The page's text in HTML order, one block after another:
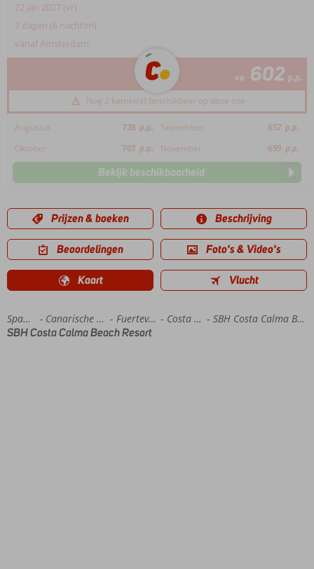
22 jan 2027 (vr)
7 dagen (6 nachten)
vanaf Amsterdam
va 602 p.p.
Nog 2 kamer(s) beschikbaar op deze site
Augustus 728 p.p. September 657 p.p.
Oktober
707 p.p. November 659 p.p.
Bekijk beschikbaarheid
Prijzen & boeken Beschrijving
Beoordelingen Foto's & Video's
Kaart Vlucht
HomeSpanje Canarische Eilanden Fuerteventura Costa Calma
SBH Costa Calma Beach Resort
SBH Costa Calma Beach Resort